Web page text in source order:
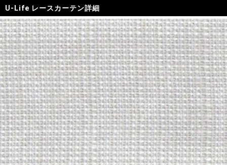
U-Life レースカーテン詳細